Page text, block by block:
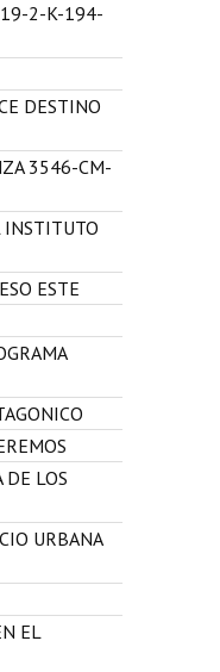
19-2-K-194-
DESTINO
3546-CM-
INSTITUTO
ESTE
LOS
URBANA
EL